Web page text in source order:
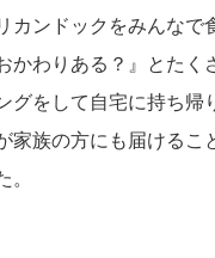
カンドックをみんなで
かわりある？』とたく
グをして自宅に持ち帰
家族の方にも届けるこ
。